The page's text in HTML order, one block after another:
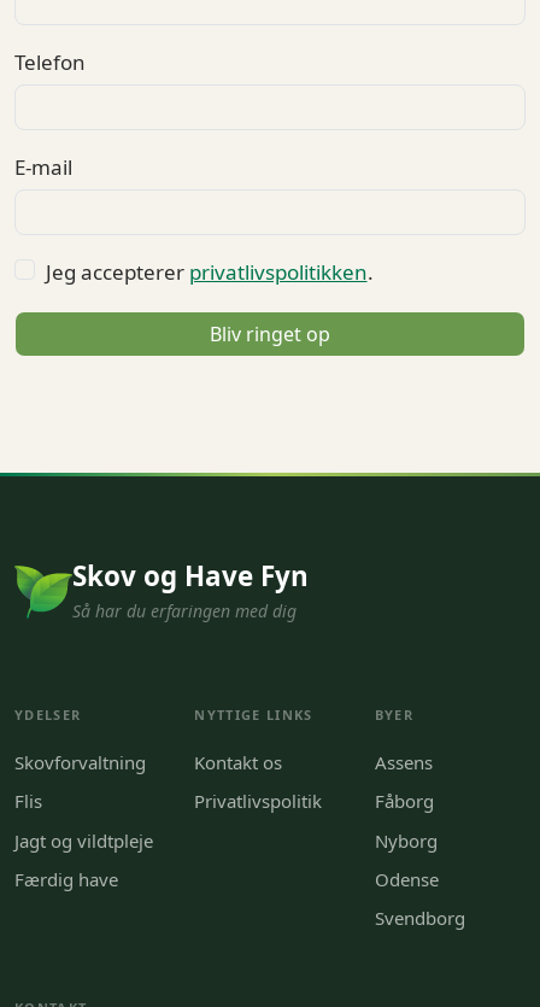
Telefon
E-mail
Jeg accepterer privatlivspolitikken.
Bliv ringet op
Skov og Have Fyn
Så har du erfaringen med dig
YDELSER
Skovforvaltning
Flis
Jagt og vildtpleje
Færdig have
NYTTIGE LINKS
Kontakt os
Privatlivspolitik
BYER
Assens
Fåborg
Nyborg
Odense
Svendborg